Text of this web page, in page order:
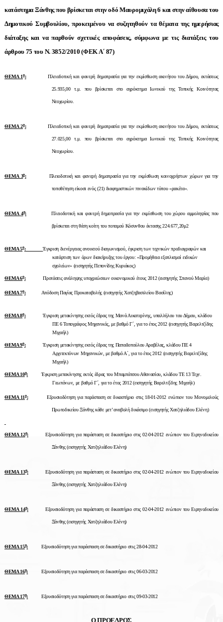
κατάστημα Ξάνθης που βρίσκεται στην οδό Μαυρομιχάλη 6 και στην αίθουσα του
Δημοτικού Συμβουλίου, προκειμένου να συζητηθούν τα θέματα της ημερήσιας
διάταξης και να παρθούν σχετικές αποφάσεις, σύμφωνα με τις διατάξεις του
άρθρου 75 του Ν. 3852/2010 (ΦΕΚ Α΄ 87)
ΘΕΜΑ 1ο:Πλειοδοτική και φανερή δημοπρασία για την εκμίσθωση ακινήτου του Δήμου, εκτάσεως
25.935,00 τ.μ. που βρίσκεται στο αγρόκτημα Ιωνικού της Τοπικής Κοινότητας
Νεοχωρίου.
ΘΕΜΑ 2ο:Πλειοδοτική και φανερή δημοπρασία για την εκμίσθωση ακινήτου του Δήμου, εκτάσεως
27.025,00 τ.μ. που βρίσκεται στο αγρόκτημα Ιωνικού της Τοπικής Κοινότητας
Νεοχωρίου.
ΘΕΜΑ 3ο:Πλειοδοτική και φανερή δημοπρασία για την εκμίσθωση κοινοχρήστων χώρων για την
τοποθέτηση είκοσι ενός (21) διαφημιστικών πινακίδων τύπου «ρακέτα».
ΘΕΜΑ 4ο:Πλειοδοτική και φανερή δημοπρασία για την εκμίσθωση του χώρου αμμοληψίας που
βρίσκεται στη θέση κοίτη του ποταμού Κόσυνθου έκτασης 224.677,20μ2
ΘΕΜΑ 5ο:Έγκριση διενέργειας ανοικτού διαγωνισμού, έγκριση των τεχνικών προδιαγραφών και
κατάρτιση των όρων διακήρυξης του έργου: «Προμήθεια εξοπλισμοί ειδικών
σχολείων» (εισηγητής Πεπονίδης Κυριάκος)
ΘΕΜΑ 6ο:Προτάσεις ανάληψης υποχρεώσεων οικονομικού έτους 2012 (εισηγητής Σπανού Μαρία)
ΘΕΜΑ 7ο:Απόδοση Παγίας Προκαταβολής (εισηγητής Χατζηβασιλείου Βασίλης)
ΘΕΜΑ 8ο:Έγκριση μετακίνησης εκτός έδρας της Μανά Αικατερίνης, υπαλλήλου του Δήμου, κλάδου
ΠΕ 6 Τοπογράφος Μηχανικός, με βαθμό Γ΄, για το έτος 2012 (εισηγητής Βαρελτζίδης
Μιχαήλ)
ΘΕΜΑ 9ο:Έγκριση μετακίνησης εκτός έδρας της Παπαδοπούλου Αραβέλας, κλάδου ΠΕ 4
Αρχιτεκτόνων Μηχανικών, με βαθμό Α΄, για το έτος 2012 (εισηγητής Βαρελτζίδης
Μιχαήλ)
ΘΕΜΑ 10ο: Έγκριση μετακίνησης εκτός έδρας του Μπαμπάτσου Αθανασίου, κλάδου ΤΕ 13 Τεχν.
Γεωπόνων, με βαθμό Γ΄, για το έτος 2012 (εισηγητής Βαρελτζίδης Μιχαήλ)
ΘΕΜΑ 11ο:Εξουσιοδότηση για παράσταση σε δικαστήριο στις 18-01-2012 ενώπιον του Μονομελούς
Πρωτοδικείου Ξάνθης κάθε μετ’ αναβολή δικάσιμο (εισηγητής Χατζηλιάδου Ελένη)
ΘΕΜΑ 12ο:Εξουσιοδότηση για παράσταση σε δικαστήριο στις 02-04-2012 ενώπιον του Ειρηνοδικείου
Ξάνθης (εισηγητής Χατζηλιάδου Ελένη)
ΘΕΜΑ 13ο:Εξουσιοδότηση για παράσταση σε δικαστήριο στις 02-04-2012 ενώπιον του Ειρηνοδικείου
Ξάνθης (εισηγητής Χατζηλιάδου Ελένη)
ΘΕΜΑ 14ο:Εξουσιοδότηση για παράσταση σε δικαστήριο στις 02-04-2012 ενώπιον του Ειρηνοδικείου
Ξάνθης (εισηγητής Χατζηλιάδου Ελένη)
ΘΕΜΑ 15ο: Εξουσιοδότηση για παράσταση σε δικαστήριο στις 28-04-2012
ΘΕΜΑ 16ο: Εξουσιοδότηση για παράσταση σε δικαστήριο στις 06-03-2012
ΘΕΜΑ 17ο: Εξουσιοδότηση για παράσταση σε δικαστήριο στις 09-03-2012
Ο ΠΡΟΕΔΡΟΣ